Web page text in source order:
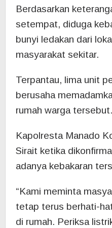
Berdasarkan
setempat, diduga
bunyi ledakan dari
masyarakat sekitar.
Terpantau, lima unit
berusaha
rumah warga tersebut.
Kapolresta Manado
Sirait ketika
adanya kebakaran
“Kami meminta
tetap terus berhati-
di rumah. Periksa